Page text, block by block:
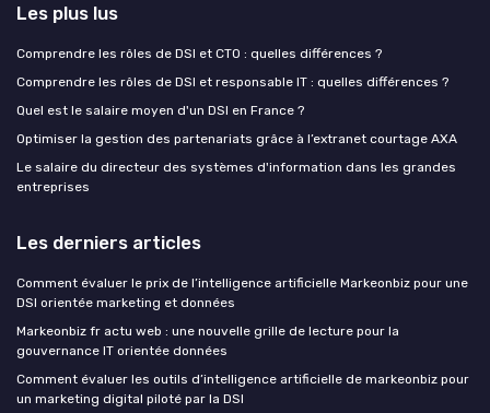
Les plus lus
Comprendre les rôles de DSI et CTO : quelles différences ?
Comprendre les rôles de DSI et responsable IT : quelles différences ?
Quel est le salaire moyen d'un DSI en France ?
Optimiser la gestion des partenariats grâce à l’extranet courtage AXA
Le salaire du directeur des systèmes d'information dans les grandes
entreprises
Les derniers articles
Comment évaluer le prix de l’intelligence artificielle Markeonbiz pour une
DSI orientée marketing et données
Markeonbiz fr actu web : une nouvelle grille de lecture pour la
gouvernance IT orientée données
Comment évaluer les outils d’intelligence artificielle de markeonbiz pour
un marketing digital piloté par la DSI